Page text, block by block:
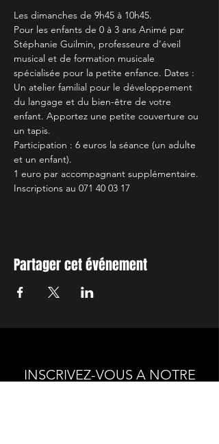
Les dimanches de 9h45 à 10h45.
Pour les enfants de 0 à 3 ans Animé par
Stéphanie Guilmin, professeure d’éveil
musical et de formation musicale
spécialisée pour la petite enfance. Dates :
Un atelier familial pour le développement
du langage et du bien-être de votre
enfant. Apportez une petite couverture ou
un tapis.
Participation : 6 euros la séance (un adulte
et un enfant).
1 euro par accompagnant supplémentaire.
Inscriptions au 071 40 03 17
Partager cet événement
INSCRIVEZ-VOUS A NOTRE